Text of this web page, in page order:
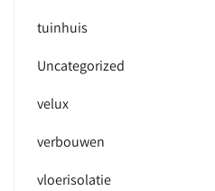
tuinhuis
Uncategorized
velux
verbouwen
vloerisolatie